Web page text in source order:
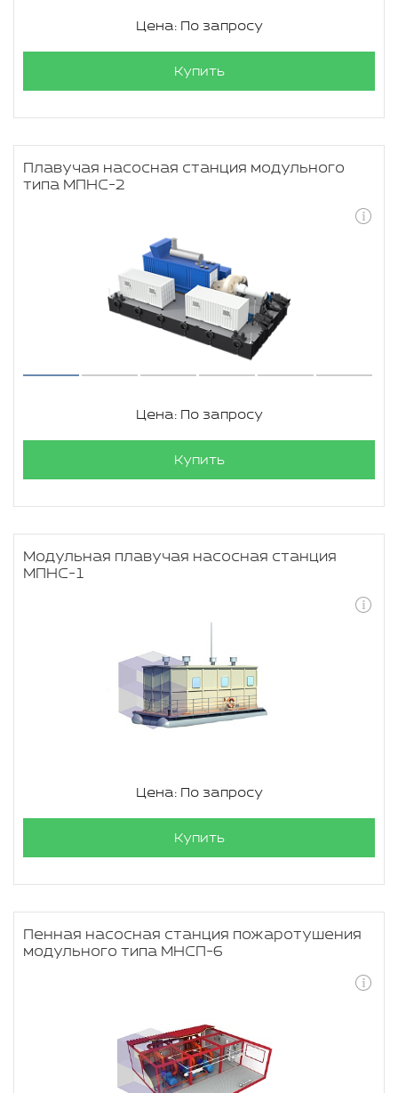
Цена: По запросу
Купить
Плавучая насосная станция модульного
типа МПНС-2
Цена: По запросу
Купить
Модульная плавучая насосная станция
МПНС-1
Цена: По запросу
Купить
Пенная насосная станция пожаротушения
модульного типа МНСП-6